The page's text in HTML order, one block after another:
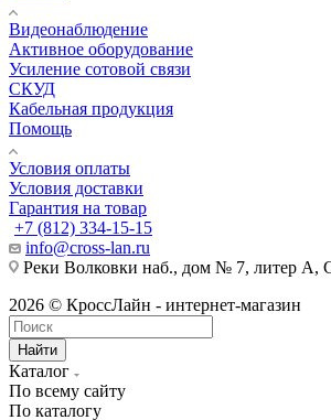
Видеонаблюдение
Активное оборудование
Усиление сотовой связи
СКУД
Кабельная продукция
Помощь
Условия оплаты
Условия доставки
Гарантия на товар
+7 (812) 334-15-15
info@cross-lan.ru
Реки Волковки наб., дом № 7, литер А,
2026 © КроссЛайн - интернет-магазин
Найти
Каталог
По всему сайту
По каталогу